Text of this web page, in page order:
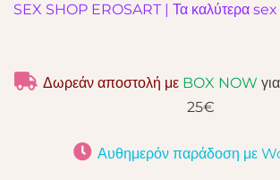
SEX SHOP EROSART | Τα καλύτερα sex
Δωρεάν αποστολή με BOX NOW
25€
Αυθημερόν παράδοση με